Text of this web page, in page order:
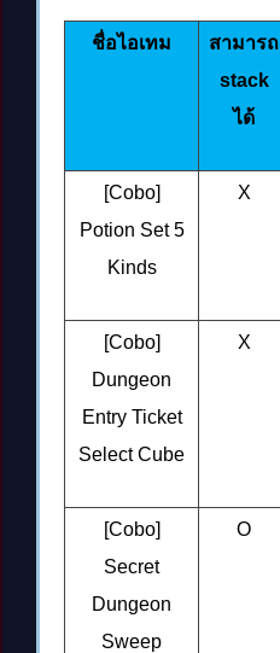
ชื่อไอเทม
สามารถ
stack
ได้
[Cobo]
Potion Set 5
Kinds
X
[Cobo]
Dungeon
Entry Ticket
Select Cube
X
[Cobo]
Secret
Dungeon
Sweep
O